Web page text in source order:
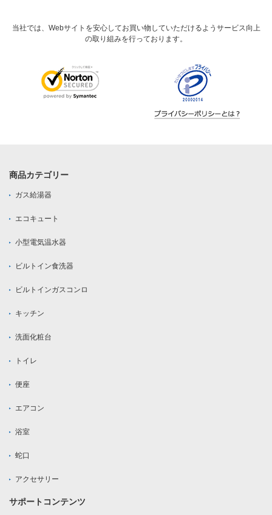
当社では、Webサイトを安心してお買い物していただけるようサービス向上
の取り組みを行っております。
商品カテゴリー
ガス給湯器
エコキュート
小型電気温水器
ビルトイン食洗器
ビルトインガスコンロ
キッチン
洗面化粧台
トイレ
便座
エアコン
浴室
蛇口
アクセサリー
サポートコンテンツ